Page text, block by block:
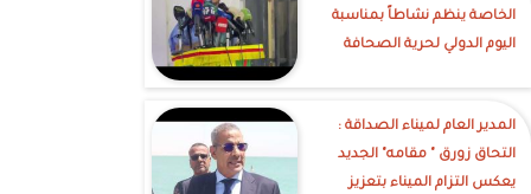
الخاصة ينظم نشاطاً بمناسبة
اليوم الدولي لحرية الصحافة
‎المدير العام لميناء الصداقة :
التحاق زورق " مقامه" الجديد
يعكس التزام الميناء بتعزيز